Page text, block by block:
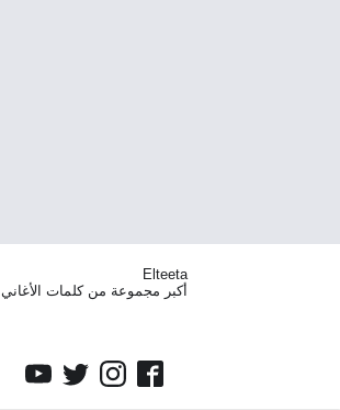
Elteeta
أكبر مجموعة من كلمات الأغاني